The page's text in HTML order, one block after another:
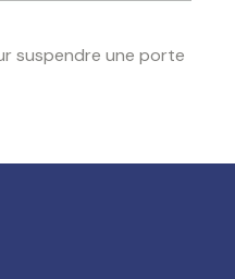
suspendre une porte